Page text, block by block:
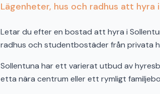
Lägenheter, hus och radhus att hyra
Letar du efter en bostad att hyra i
radhus och studentbostäder från privata
Sollentuna har ett varierat utbud av
etta nära centrum eller ett rymligt